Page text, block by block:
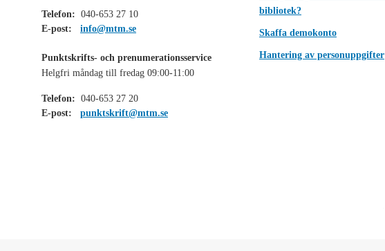
Telefon: 040-653 27 10
E-post:
info@mtm.se
Punktskrifts- och prenumerationsservice
Helgfri måndag till fredag 09:00-11:00
Telefon: 040-653 27 20
E-post:
punktskrift@mtm.se
bibliotek?
Skaffa demokonto
Hantering av personuppgifter